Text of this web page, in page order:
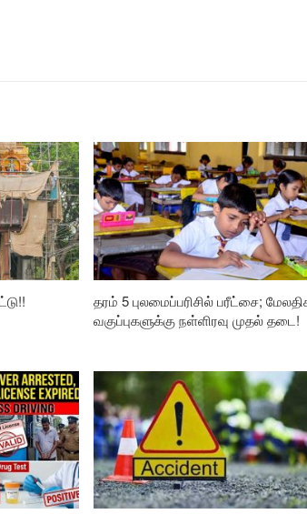
தரம் 5 புலமைப்பரிசில் பரீட்சை;
வகுப்புகளுக்கு நள்ளிரவு முதல் தடை!